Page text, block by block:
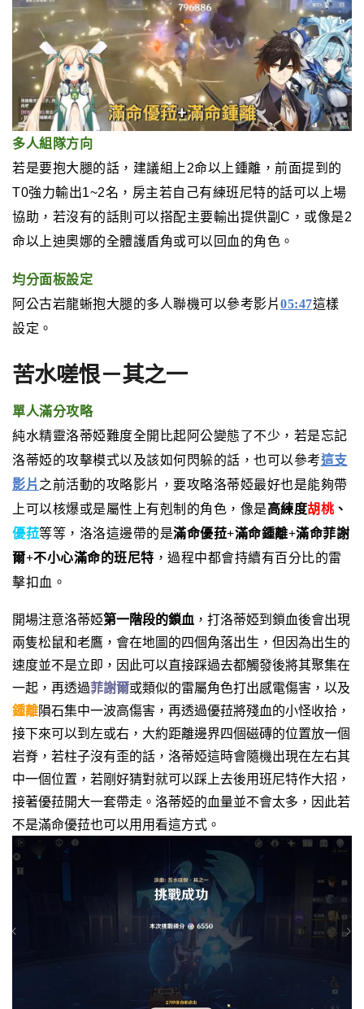
多人組隊方向
若是要抱大腿的話，建議組上 2命以上鍾離 ，前面提到的
T0強力輸出1~2名，房主若自己有練班尼特的話可以上場
協助，若沒有的話則可以搭配主要輸出提供副C，或像是2
命以上迪奧娜的全體護盾角或可以回血的角色。
均分面板設定
阿公古岩龍蜥抱大腿的多人聯機可以參考影片05:47這樣
設定。
苦水嗟恨－其之一
單人滿分攻略
純水精靈洛蒂婭難度全開比起阿公變態了不少，若是忘記
洛蒂婭的攻擊模式以及該如何閃躲的話，也可以參考這支
影片 之前活動的攻略影片，要攻略洛蒂婭最好也是能夠帶
上可以核爆或是屬性上有剋制的角色，像是高練度胡桃、
優菈等等，洛洛這邊帶的是滿命優菈+滿命鍾離+滿命菲謝
爾+不小心滿命的班尼特 ，過程中都會持續有百分比的雷
擊扣血。
開場注意洛蒂婭第一階段的鎖血 ，打洛蒂婭到鎖血後會出現
兩隻松鼠和老鷹，會在地圖的四個角落出生，但因為出生的
速度並不是立即，因此可以直接踩過去都觸發後將其聚集在
一起，再透過菲謝爾或類似的雷屬角色打出感電傷害，以及
鍾離隕石集中一波高傷害，再透過優菈將殘血的小怪收拾，
接下來可以到左或右，大約距離邊界四個磁磚的位置放一個
岩脊，若柱子沒有歪的話，洛蒂婭這時會隨機出現在左右其
中一個位置，若剛好猜對就可以踩上去後用班尼特作大招，
接著優菈開大一套帶走。洛蒂婭的血量並不會太多，因此若
不是滿命優菈也可以用用看這方式。